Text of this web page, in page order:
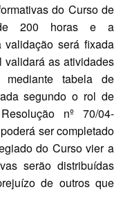
do Curso de
de 200 horas e a
validação será fixada
as atividades
mediante tabela de
segundo o rol de
nº 70/04-
ser completado
do Curso vier a
serão distribuídas
de outros que